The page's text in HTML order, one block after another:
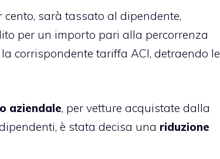
sarà tassato al dipendente,
per un importo pari alla percorrenza
corrispondente tariffa ACI, detraendo le
aziendale, per vetture acquistate dalla
è stata decisa una riduzione